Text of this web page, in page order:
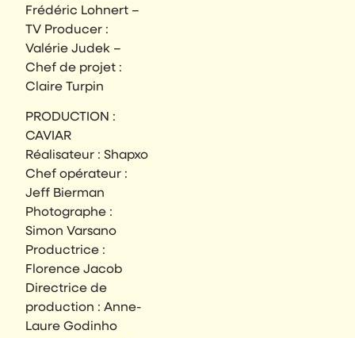
Frédéric Lohnert –
TV Producer :
Valérie Judek –
Chef de projet :
Claire Turpin
PRODUCTION :
CAVIAR
Réalisateur : Shapxo
Chef opérateur :
Jeff Bierman
Photographe :
Simon Varsano
Productrice :
Florence Jacob
Directrice de
production : Anne-
Laure Godinho